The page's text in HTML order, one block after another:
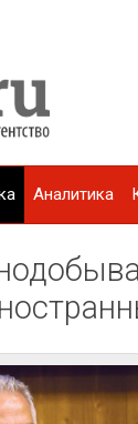
Аналитика